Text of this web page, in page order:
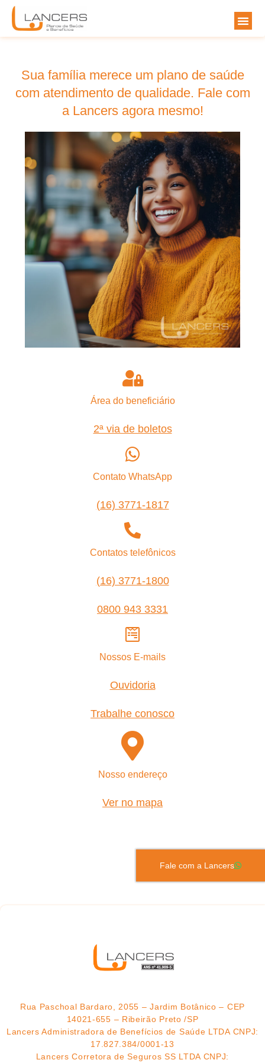
Sua família merece um plano de saúde
com atendimento de qualidade. Fale com
a Lancers agora mesmo!
Área do beneficiário
2ª via de boletos
Contato WhatsApp
(16) 3771-1817
Contatos telefônicos
(16) 3771-1800
0800 943 3331
Nossos E-mails
Ouvidoria
Trabalhe conosco
Nosso endereço
Ver no mapa
Fale com a Lancers
Rua Paschoal Bardaro, 2055 – Jardim Botânico – CEP
14021-655 – Ribeirão Preto /SP
Lancers Administradora de Benefícios de Saúde LTDA CNPJ:
17.827.384/0001-13
Lancers Corretora de Seguros SS LTDA CNPJ: